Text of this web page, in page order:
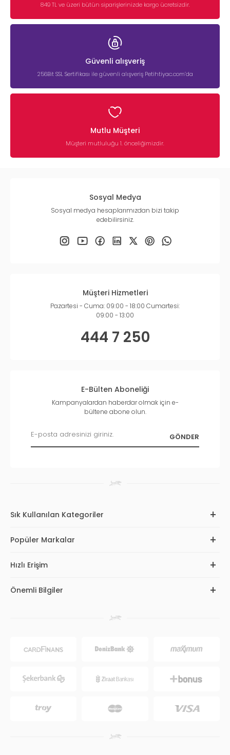
849 TL ve üzeri bütün siparişlerinizde kargo ücretsizdir.
Güvenli alışveriş
256Bit SSL Sertifikası ile güvenli alışveriş Petihtiyac.com’da
Mutlu Müşteri
Müşteri mutluluğu 1. önceliğimizdir.
Sosyal Medya
Sosyal medya hesaplarımızdan bizi takip
edebilirsiniz.
Müşteri Hizmetleri
Pazartesi - Cuma: 09:00 - 18:00 Cumartesi:
09:00 - 13:00
444 7 250
E-Bülten Aboneliği
Kampanyalardan haberdar olmak için e-
bültene abone olun.
Sık Kullanılan Kategoriler
Popüler Markalar
Hızlı Erişim
Önemli Bilgiler